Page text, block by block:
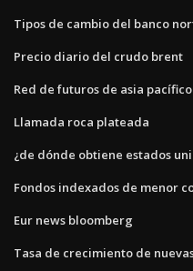
Tipos de cambio del banco
Precio diario del crudo brent
Red de futuros de asia pacífico
Llamada roca plateada
¿de dónde obtiene estados
Fondos indexados de menor
Eur news bloomberg
Tasa de crecimiento de